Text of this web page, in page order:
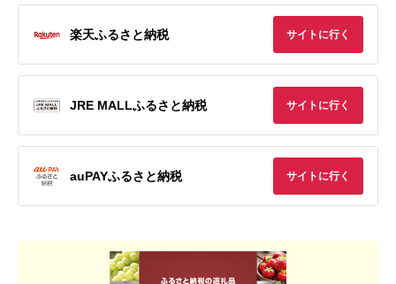
楽天ふるさと納税 サイトに行く
JRE MALLふるさと納税 サイトに行く
auPAYふるさと納税 サイトに行く